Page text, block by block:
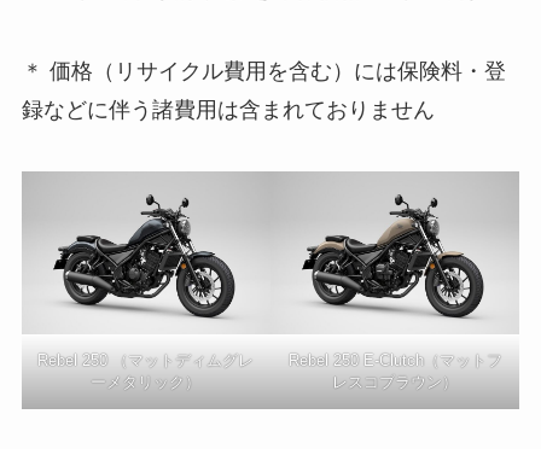
＊ 価格（リサイクル費用を含む）には保険料・登
録などに伴う諸費用は含まれておりません
Rebel 250 （マットディムグレ
ーメタリック）
Rebel 250 E-Clutch（マットフ
レスコブラウン）